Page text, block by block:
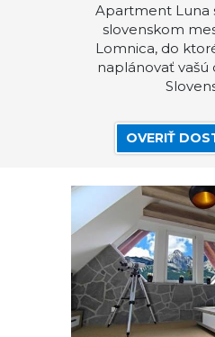
Apartment Luna
slovenskom
Lomnica, do
naplánovať vašú
OVERIŤ